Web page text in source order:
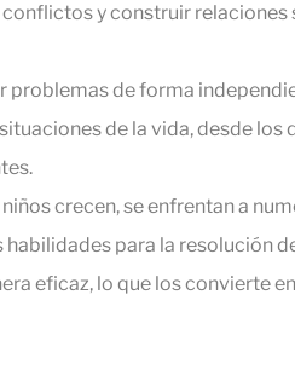
y construir relaciones
problemas de forma
de la vida, desde los
crecen, se enfrentan a
para la resolución
eficaz, lo que los convierte